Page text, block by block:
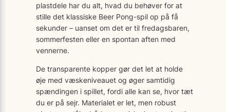
plastdele har du alt, hvad du behøver for at
stille det klassiske Beer Pong-spil op på få
sekunder – uanset om det er til fredagsbaren,
sommerfesten eller en spontan aften med
vennerne.
De transparente kopper gør det let at holde
øje med væskeniveauet og øger samtidig
spændingen i spillet, fordi alle kan se, hvor tæt
du er på sejr. Materialet er let, men robust